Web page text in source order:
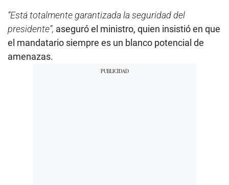
“Está totalmente garantizada la seguridad del
presidente”, aseguró el ministro, quien insistió en que
el mandatario siempre es un blanco potencial de
amenazas.